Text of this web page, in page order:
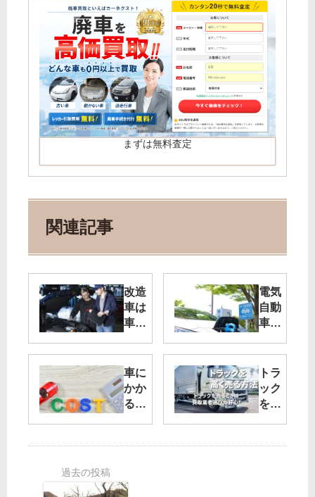
まずは無料査定
関連記事
改造
車は
車検
る
の？
意外
と知
道を
の基
電気
自動
車の
がな
くな
って
しま
った
電欠
車に
かか
る税
解
自動
トラ
ック
を高
トラ